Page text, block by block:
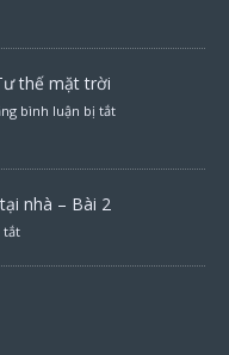
thế mặt trời
bình luận bị tắt
nhà – Bài 2
tắt